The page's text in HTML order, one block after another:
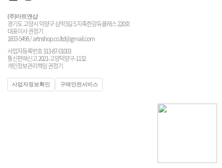
(주)아트앤샵
경기도 고양시 덕양구 삼막3길 5 지축한강듀클래스 220호
대표이사 권정기
1833-5498 / artnshop.co.ltd@gmail.com
사업자등록번호 313-87-01003
통신판매신고 2021-고양덕양구-1132
개인정보관리책임 권정기
사업자정보확인 구매안전서비스